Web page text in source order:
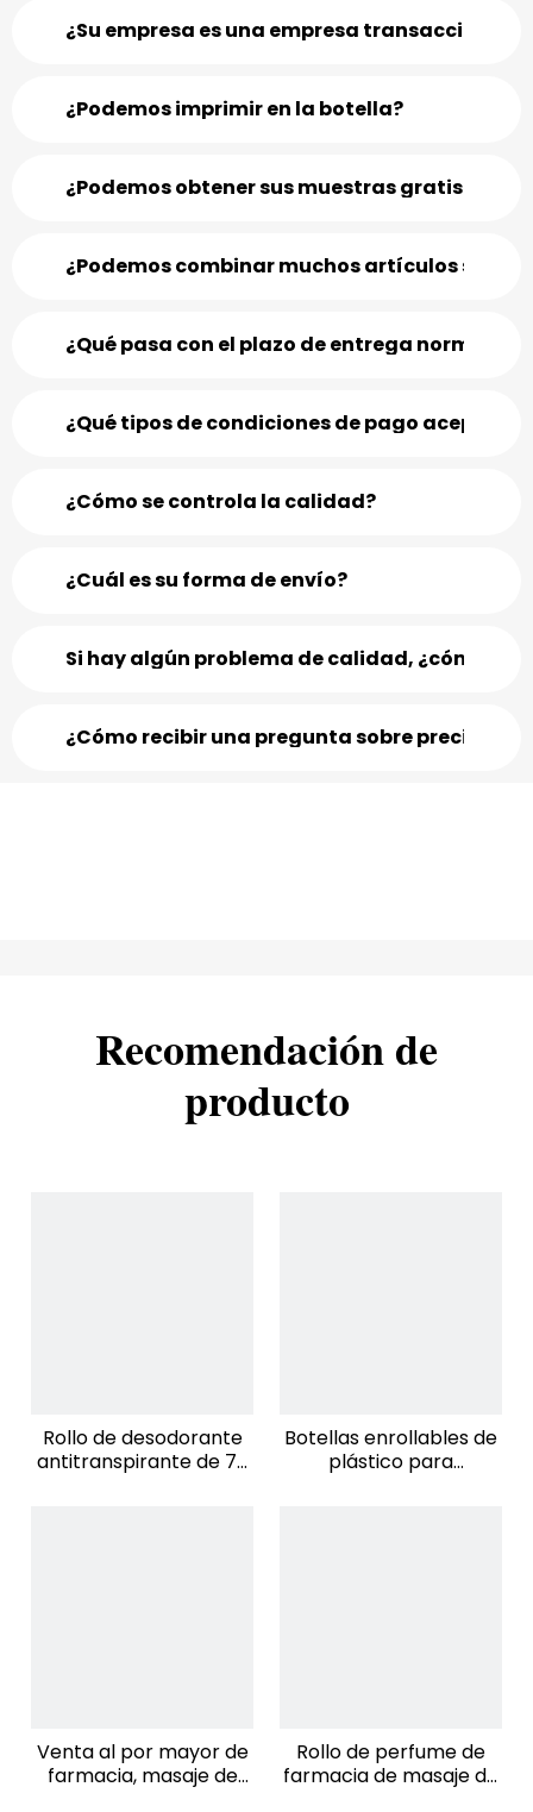
¿Su empresa es una empresa transaccional
¿Podemos imprimir en la botella?
¿Podemos obtener sus muestras gratis?
¿Podemos combinar muchos artículos
¿Qué pasa con el plazo de entrega normal?
¿Qué tipos de condiciones de pago aceptan?
¿Cómo se controla la calidad?
¿Cuál es su forma de envío?
Si hay algún problema de calidad, ¿cómo
¿Cómo recibir una pregunta sobre precios en
Recomendación de
producto
Rollo de desodorante
antitranspirante de 70
Botellas enrollables de
plástico para
Venta al por mayor de
farmacia, masaje de
Rollo de perfume de
farmacia de masaje de